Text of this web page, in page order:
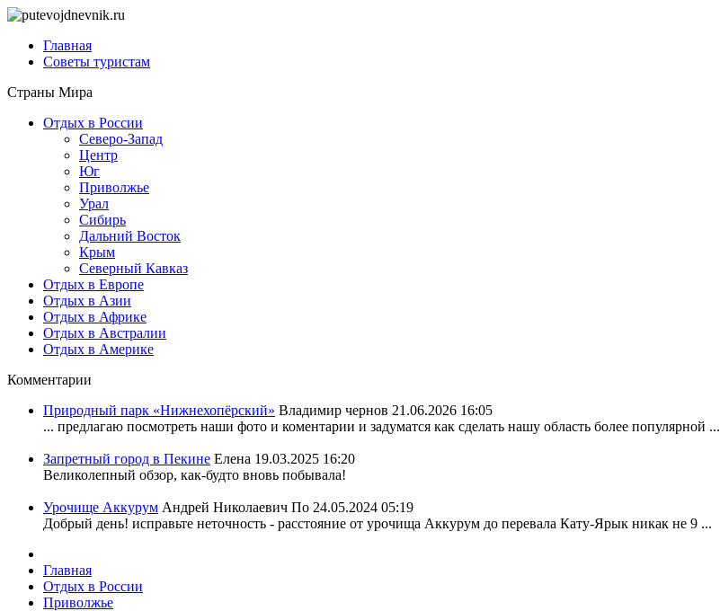
Главная
Советы туристам
Страны Мира
Отдых в России
Северо-Запад
Центр
Юг
Приволжье
Урал
Сибирь
Дальний Восток
Крым
Северный Кавказ
Отдых в Европе
Отдых в Азии
Отдых в Африке
Отдых в Австралии
Отдых в Америке
Комментарии
Природный парк «Нижнехопёрский» Владимир чернов 21.06.2026 16:05
... предлагаю посмотреть наши фото и коментарии и задуматся как сделать нашу область более популярной ...
Запретный город в Пекине Елена 19.03.2025 16:20
Великолепный обзор, как-будто вновь побывала!
Урочище Аккурум Андрей Николаевич По 24.05.2024 05:19
Добрый день! исправьте неточность - расстояние от урочища Аккурум до перевала Кату-Ярык никак не 9 ...
Главная
Отдых в России
Приволжье